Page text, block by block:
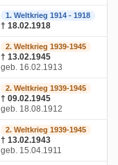
1. Weltkrieg 1914 - 1918
† 18.02.1918
2. Weltkrieg 1939-1945
† 13.02.1945
geb. 16.02.1913
2. Weltkrieg 1939-1945
† 09.02.1945
geb. 18.08.1912
2. Weltkrieg 1939-1945
† 13.02.1943
geb. 15.04.1911